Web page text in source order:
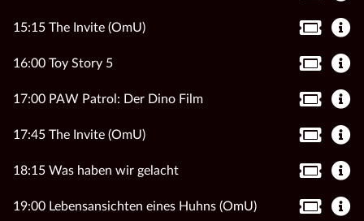
15:15 The Invite (OmU)
16:00 Toy Story 5
17:00 PAW Patrol: Der Dino Film
17:45 The Invite (OmU)
18:15 Was haben wir gelacht
19:00 Lebensansichten eines Huhns (OmU)